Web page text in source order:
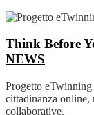
Think Before
NEWS
Progetto eTwinning
cittadinanza online,
collaborative.